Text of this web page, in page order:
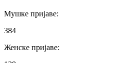
Мушке пријаве:
384
Женске пријаве: